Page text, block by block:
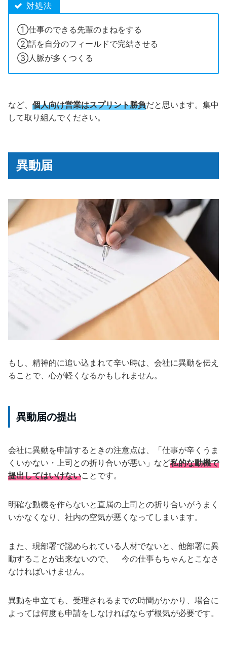
対処法
①仕事のできる先輩のまねをする
②話を自分のフィールドで完結させる
③人脈が多くつくる
など、 個人向け営業はスプリント勝負だと思います。集中
して取り組んでください。
異動届
もし、精神的に追い込まれて辛い時は、会社に異動を伝え
ることで、心が軽くなるかもしれません。
異動届の提出
会社に異動を申請するときの注意点は、「仕事が辛くうま
くいかない・上司との折り合いが悪い」など私的な動機で
提出してはいけないことです。
明確な動機を作らないと直属の上司との折り合いがうまく
いかなくなり、社内の空気が悪くなってしまいます。
また、現部署で認められている人材でないと、他部署に異
動することが出来ないので、 今の仕事もちゃんとこなさ
なければいけません。
異動を申立ても、受理されるまでの時間がかかり、場合に
よっては何度も申請をしなければならず根気が必要です。